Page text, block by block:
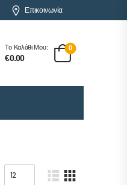
Επικοινωνία
Το Καλάθι Μου:
€0.00
0